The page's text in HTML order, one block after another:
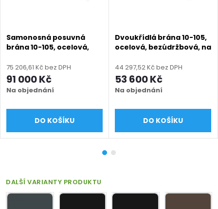
Samonosná posuvná
brána 10-105, ocelová,
(šířka 1500 - 6000 mm,
výška 1050 - 2050 mm),
šedá RAL 7030 matná
75 206,61 Kč bez DPH
91 000 Kč
Na objednání
DO KOŠÍKU
Dvoukřídlá brána 10-105,
ocelová, bezúdržbová, na
mm, výška 1000 - 2050
mm), šedá RAL 7030
matná
44 297,52 Kč bez DPH
53 600 Kč
Na objednání
DO KOŠÍKU